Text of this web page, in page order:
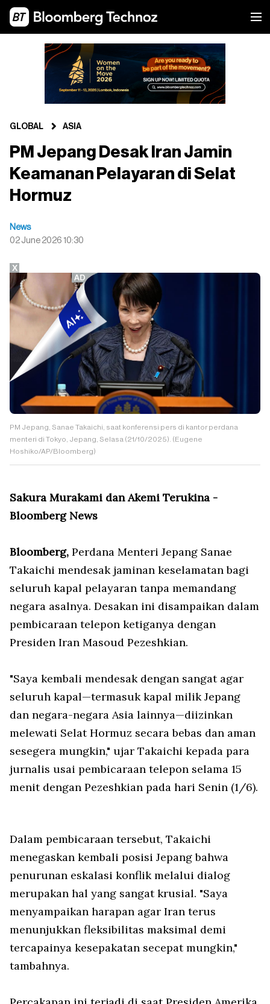
GLOBAL ASIA
PM Jepang Desak Iran Jamin
Keamanan Pelayaran di Selat
Hormuz
News
02 June 2026 10:30
PM Jepang, Sanae Takaichi, saat konferensi pers di kantor perdana
menteri di Tokyo, Jepang, Selasa (21/10/2025). (Eugene
Hoshiko/AP/Bloomberg)
Sakura Murakami dan Akemi Terukina -
Bloomberg News
Bloomberg, Perdana Menteri Jepang Sanae
Takaichi mendesak jaminan keselamatan bagi
seluruh kapal pelayaran tanpa memandang
negara asalnya. Desakan ini disampaikan dalam
pembicaraan telepon ketiganya dengan
Presiden Iran Masoud Pezeshkian.
"Saya kembali mendesak dengan sangat agar
seluruh kapal—termasuk kapal milik Jepang
dan negara-negara Asia lainnya—diizinkan
melewati Selat Hormuz secara bebas dan aman
sesegera mungkin," ujar Takaichi kepada para
jurnalis usai pembicaraan telepon selama 15
menit dengan Pezeshkian pada hari Senin (1/6).
Dalam pembicaraan tersebut, Takaichi
menegaskan kembali posisi Jepang bahwa
penurunan eskalasi konflik melalui dialog
merupakan hal yang sangat krusial. "Saya
menyampaikan harapan agar Iran terus
menunjukkan fleksibilitas maksimal demi
tercapainya kesepakatan secepat mungkin,"
tambahnya.
X